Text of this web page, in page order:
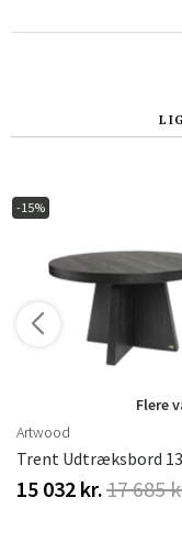
Norge
-15%
Flere
Artwood
15 032 kr.17 685